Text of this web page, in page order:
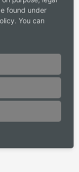
Ik ga
mij verzamelde
found under
You can